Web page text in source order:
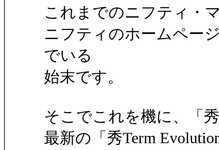
これまでのニフティ・
ニフティのホームペー
でいる
始末です。
そこでこれを機に、「
最新の「秀Term